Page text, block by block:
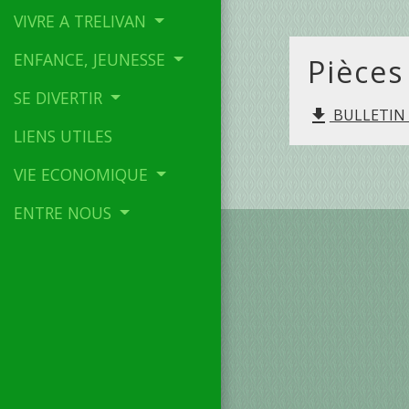
VIVRE A TRELIVAN
ENFANCE, JEUNESSE
SE DIVERTIR
LIENS UTILES
VIE ECONOMIQUE
ENTRE NOUS
file_download BULLETIN